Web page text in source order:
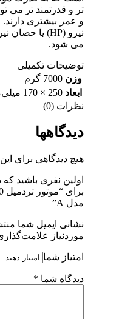
تر و قدرتمند تر می
و عمر بیشتری دارند.
می شود.
توضیحات تکمیلی
وزن 7000 گرم
ابعاد 250 × 170 میلی‌متر
نظرات (0)
دیدگاهها
هیچ دیدگاهی برای
اولین نفری باشید
مدل A”
نشانی ایمیل شما
موردنیاز
امتیاز شما
دیدگاه شما *